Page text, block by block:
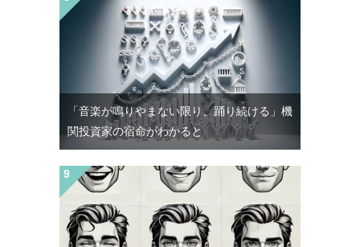
「音楽が鳴りやまない限り、踊り続ける」機
関投資家の宿命がわかると